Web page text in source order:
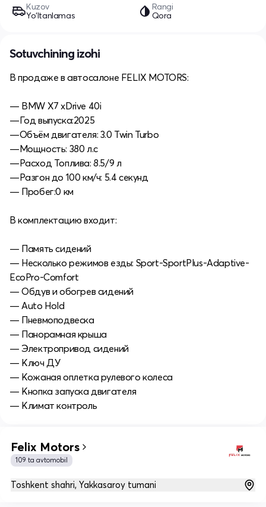
Kuzov
Yo‘ltanlamas
Rangi
Qora
Sotuvchining izohi
В продаже в автосалоне FELIX MOTORS:
— BMW X7 xDrive 40i
—Год выпуска:2025
—Объём двигателя: 3.0 Twin Turbo
—Мощность: 380 л.с
—Расход Топлива: 8.5/9 л
—Разгон до 100 км/ч: 5.4 секунд
— Пробег:0 км
В комплектацию входит:
— Память сидений
— Несколько режимов езды: Sport-SportPlus-Adaptive-
EcoPro-Comfort
— Обдув и обогрев сидений
— Auto Hold
— Пневмоподвеска
— Панорамная крыша
— Электропривод сидений
— Ключ ДУ
— Кожаная оплетка рулевого колеса
— Кнопка запуска двигателя
— Климат контроль
Felix Motors
109 ta avtomobil
Toshkent shahri, Yakkasaroy tumani